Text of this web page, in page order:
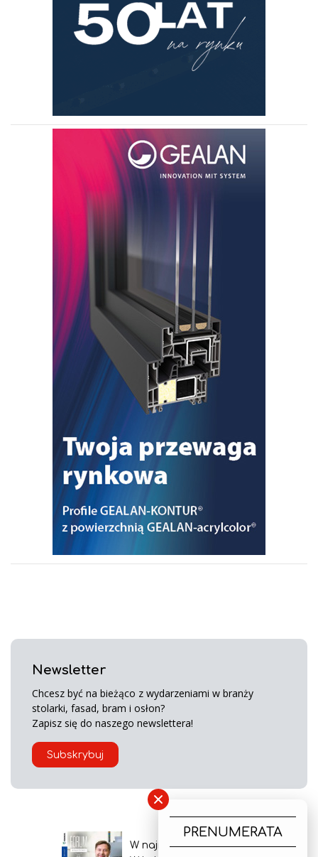
Newsletter
Chcesz być na bieżąco z wydarzeniami w branży
stolarki, fasad, bram i osłon?
Zapisz się do naszego newslettera!
Subskrybuj
W najnowszym wydaniu
×
PRENUMERATA